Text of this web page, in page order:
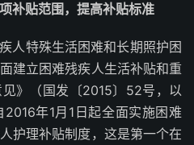
补贴范围，提高补贴标准
人特殊生活困难和长期照护困
建立困难残疾人生活补贴和重
》（国发〔2015〕52号，以
年1月1日起全面实施困难
护理补贴制度，这是第一个在